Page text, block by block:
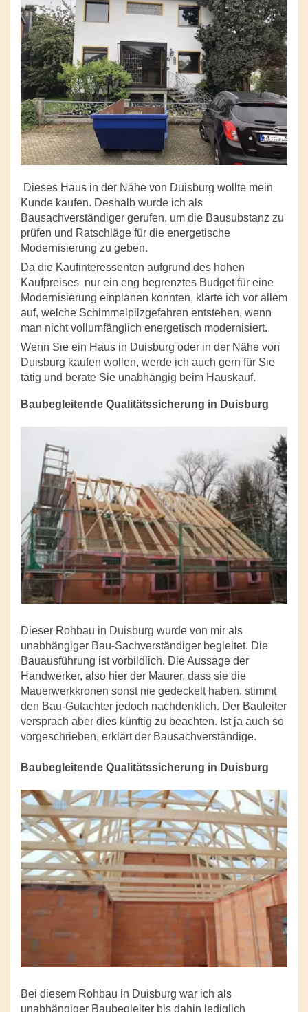
Dieses Haus in der Nähe von Duisburg wollte mein
Kunde kaufen. Deshalb wurde ich als
Bausachverständiger gerufen, um die Bausubstanz zu
prüfen und Ratschläge für die energetische
Modernisierung zu geben.
Da die Kaufinteressenten aufgrund des hohen
Kaufpreises nur ein eng begrenztes Budget für eine
Modernisierung einplanen konnten, klärte ich vor allem
auf, welche Schimmelpilzgefahren entstehen, wenn
man nicht vollumfänglich energetisch modernisiert.
Wenn Sie ein Haus in Duisburg oder in der Nähe von
Duisburg kaufen wollen, werde ich auch gern für Sie
tätig und berate Sie unabhängig beim Hauskauf.
Baubegleitende Qualitätssicherung in Duisburg
Dieser Rohbau in Duisburg wurde von mir als
unabhängiger Bau-Sachverständiger begleitet. Die
Bauausführung ist vorbildlich. Die Aussage der
Handwerker, also hier der Maurer, dass sie die
Mauerwerkkronen sonst nie gedeckelt haben, stimmt
den Bau-Gutachter jedoch nachdenklich. Der Bauleiter
versprach aber dies künftig zu beachten. Ist ja auch so
vorgeschrieben, erklärt der Bausachverständige.
Baubegleitende Qualitätssicherung in Duisburg
Bei diesem Rohbau in Duisburg war ich als
unabhängiger Baubegleiter bis dahin lediglich